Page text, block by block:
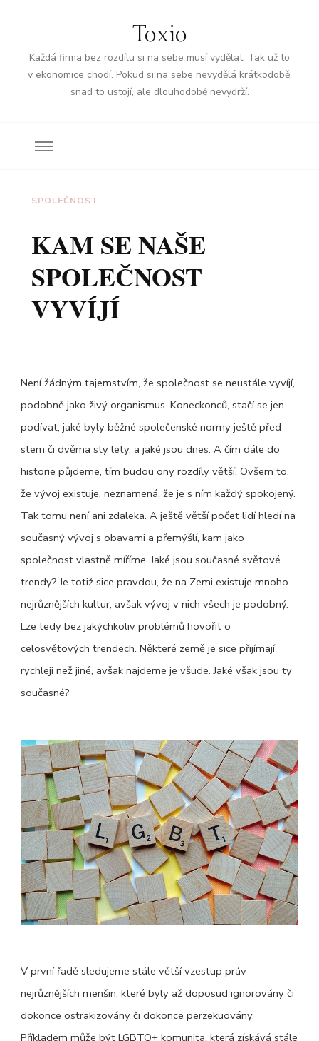
Toxio
Každá firma bez rozdílu si na sebe musí vydělat. Tak už to
v ekonomice chodí. Pokud si na sebe nevydělá krátkodobě,
snad to ustojí, ale dlouhodobě nevydrží.
SPOLEČNOST
KAM SE NAŠE
SPOLEČNOST
VYVÍJÍ
Není žádným tajemstvím, že společnost se neustále vyvíjí,
podobně jako živý organismus. Koneckonců, stačí se jen
podívat, jaké byly běžné společenské normy ještě před
stem či dvěma sty lety, a jaké jsou dnes. A čím dále do
historie půjdeme, tím budou ony rozdíly větší. Ovšem to,
že vývoj existuje, neznamená, že je s ním každý spokojený.
Tak tomu není ani zdaleka. A ještě větší počet lidí hledí na
současný vývoj s obavami a přemýšlí, kam jako
společnost vlastně míříme. Jaké jsou současné světové
trendy?Je totiž sice pravdou, že na Zemi existuje mnoho
nejrůznějších kultur, avšak vývoj v nich všech je podobný.
Lze tedy bez jakýchkoliv problémů hovořit o
celosvětových trendech. Některé země je sice přijímají
rychleji než jiné, avšak najdeme je všude. Jaké však jsou ty
současné?
V první řadě sledujeme stále větší vzestup práv
nejrůznějších menšin, které byly až doposud ignorovány či
dokonce ostrakizovány či dokonce perzekuovány.
Příkladem může být LGBTQ+ komunita, která získává stále